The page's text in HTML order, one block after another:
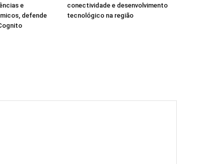
e
defende
conectividade e desenvolvimento
tecnológico na região